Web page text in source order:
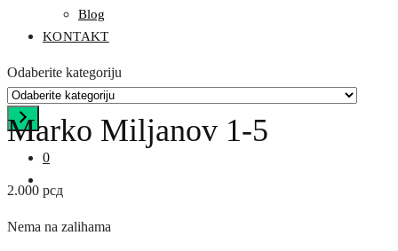
Blog
KONTAKT
Odaberite kategoriju
0
Marko Miljanov 1-5
2.000 рсд
Nema na zalihama